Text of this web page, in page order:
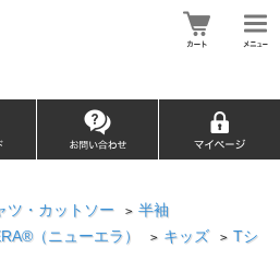
ツ・カットソー > 半袖
（ニューエラ） > キッズ > Tシ